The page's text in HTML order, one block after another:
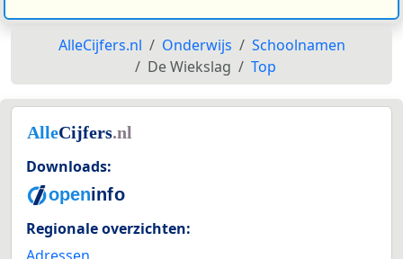
AlleCijfers.nl Onderwijs
Schoolnamen
De Wiekslag
Top
Downloads:
Regionale overzichten: